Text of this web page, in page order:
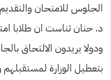
الجلوس للامتحان
د. حنان تناست ان طلابا
ودولا يريدون الالتحاق
بتعطيل الوزارة